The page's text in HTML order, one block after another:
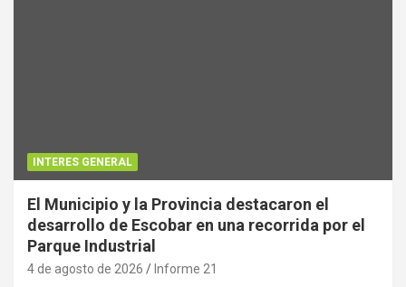
INTERES GENERAL
El Municipio y la Provincia destacaron el
desarrollo de Escobar en una recorrida por el
Parque Industrial
4 de agosto de 2026 Informe 21